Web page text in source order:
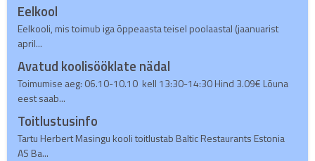
Eelkool
Eelkooli, mis toimub iga õppeaasta teisel poolaastal (jaanuarist
april...
Avatud koolisööklate nädal
Toimumise aeg: 06.10-10.10 kell 13:30-14:30 Hind 3.09€ Lõuna
eest saab...
Toitlustusinfo
Tartu Herbert Masingu kooli toitlustab Baltic Restaurants Estonia
AS Ba...